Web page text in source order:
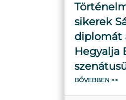
sikerek
diplomát
Hegyalja
BŐVEBBEN >>